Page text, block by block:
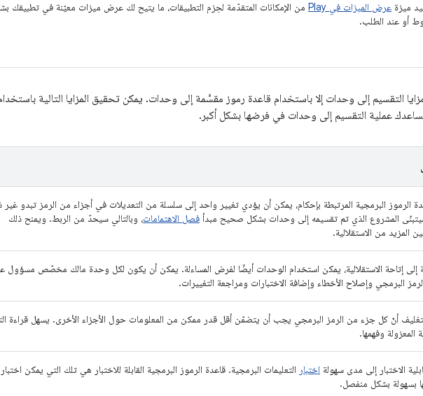
ميزة عرض الميزات في Play
من الإمكانات المتقدّمة لحِزم التطبيقات، ما يتيح لك عرض ميزات معيّنة في تطبيقك
أو عند الطلب.
التقسيم إلى وحدات إلا باستخدام قاعدة رموز مقسَّمة إلى وحدات. يمكن تحقيق المزايا التالية
عملية التقسيم إلى وحدات في فرضها بشكل أكبر.
الرموز البرمجية المرتبطة بإحكام، يمكن أن يؤدي تغيير واحد إلى سلسلة من التعديلات في أجزاء من الرمز تبدو غير
المشروع الذي تم تقسيمه إلى وحدات بشكل صحيح مبدأ فصل الاهتمامات، وبالتالي سيحدّ من الربط. ويمنح ذلك
المزيد من الاستقلالية.
إلى إتاحة الاستقلالية، يمكن استخدام الوحدات أيضًا لفرض المساءلة. يمكن أن يكون لكل وحدة مالك مخصّص مسؤول
البرمجي وإصلاح الأخطاء وإضافة الاختبارات ومراجعة التغييرات.
أنّ كل جزء من الرمز البرمجي يجب أن يتضمّن أقل قدر ممكن من المعلومات حول الأجزاء الأخرى. يسهل قراءة
المعزولة وفهمها.
الاختبار إلى مدى سهولة اختبار التعليمات البرمجية. قاعدة الرموز البرمجية القابلة للاختبار هي تلك التي يمكن اختبار
بسهولة بشكل منفصل.